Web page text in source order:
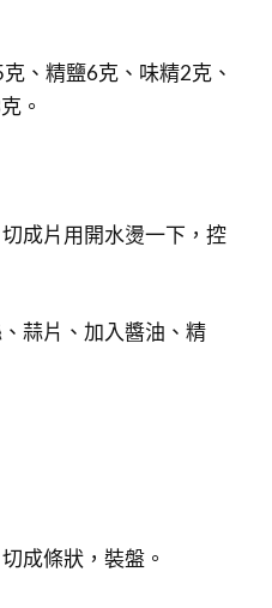
、精鹽6克、味精2克、
。
成片用開水燙一下，控
蒜片、加入醬油、精
成條狀，裝盤。